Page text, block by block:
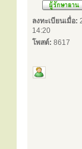
ลงทะเบียนเมื่อ:
14:20
โพสต์: 8617